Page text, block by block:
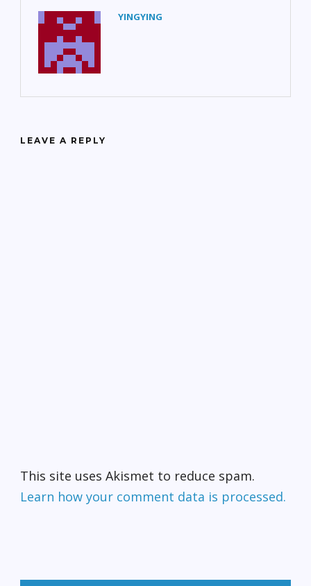
YINGYING
LEAVE A REPLY
This site uses Akismet to reduce spam.
Learn how your comment data is processed.